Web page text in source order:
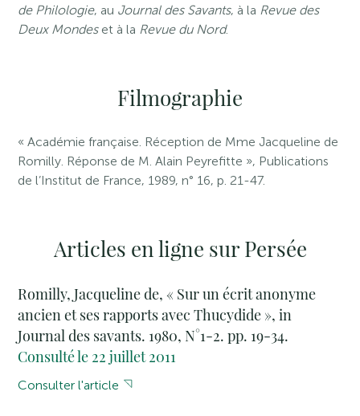
de Philologie, au Journal des Savants, à la Revue des
Deux Mondeset à la Revue du Nord.
Filmographie
« Académie française. Réception de Mme Jacqueline de
Romilly. Réponse de M. Alain Peyrefitte », Publications
de l’Institut de France, 1989, n° 16, p. 21-47.
Articles en ligne sur Persée
Romilly, Jacqueline de, « Sur un écrit anonyme
ancien et ses rapports avec Thucydide », in
Journal des savants. 1980, N°1-2. pp. 19-34.
Consulté le 22 juillet 2011
Consulter l'article